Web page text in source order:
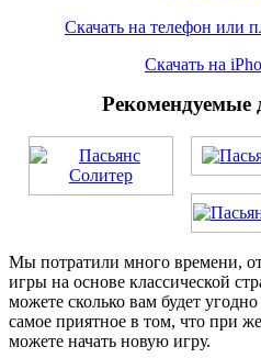
Скачать на телефон или
Скачать на
Рекомендуемые
Мы потратили много времени,
игры на основе классической
можете сколько вам будет
самое приятное в том, что при
можете начать новую игру.